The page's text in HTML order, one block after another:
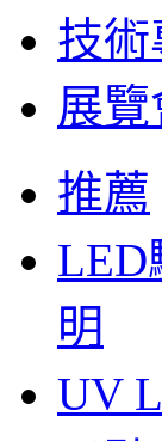
技術
展
推薦
LED
明
UV